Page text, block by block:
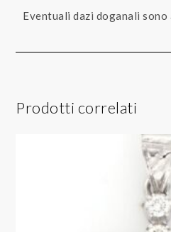
Eventuali dazi doganali
Prodotti correlati